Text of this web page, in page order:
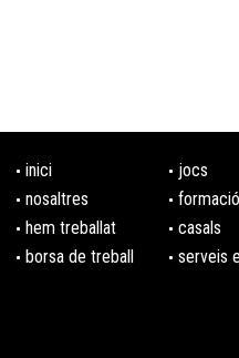
inici
nosaltres
hem treballat
borsa de treball
jocs
formació
casals
serveis